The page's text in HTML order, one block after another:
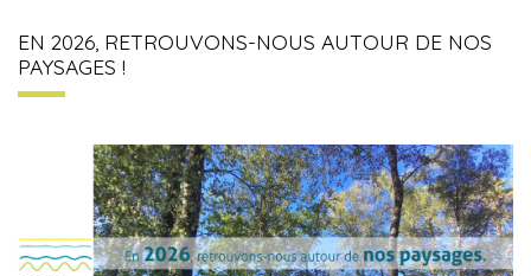
EN 2026, RETROUVONS-NOUS AUTOUR DE NOS
PAYSAGES !